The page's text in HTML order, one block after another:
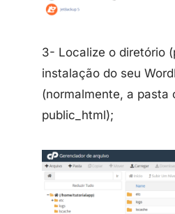
3- Localize o diretório
instalação do seu
(normalmente, a pasta
public_html);